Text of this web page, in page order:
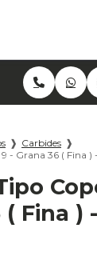
❱ Carbides ❱
- Grana 36 ( Fina )
( Fina )